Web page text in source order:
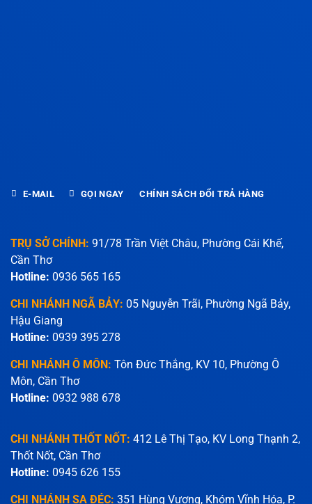
TRỤ SỞ CHÍNH: 91/78 Trần Việt Châu, Phường Cái Khế,
Cần Thơ
Hotline: 0936 565 165
CHI NHÁNH NGÃ BẢY: 05 Nguyễn Trãi, Phường Ngã Bảy,
Hậu Giang
Hotline: 0939 395 278
CHI NHÁNH Ô MÔN: Tôn Đức Thắng, KV 10, Phường Ô
Môn, Cần Thơ
Hotline: 0932 988 678
CHI NHÁNH THỐT NỐT: 412 Lê Thị Tạo, KV Long Thạnh 2,
Thốt Nốt, Cần Thơ
Hotline: 0945 626 155
CHI NHÁNH SA ĐÉC: 351 Hùng Vương, Khóm Vĩnh Hóa, P.
E-MAIL GỌI NGAY CHÍNH SÁCH ĐỔI TRẢ HÀNG